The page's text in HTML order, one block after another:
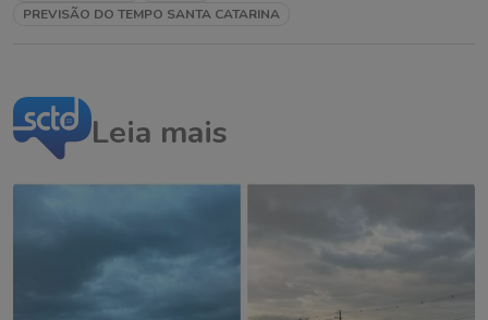
PREVISÃO DO TEMPO SANTA CATARINA
Leia mais